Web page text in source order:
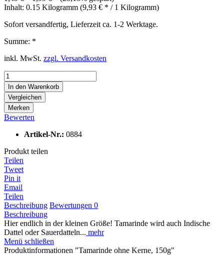
Inhalt: 0.15 Kilogramm (9,93 € * / 1 Kilogramm)
Sofort versandfertig, Lieferzeit ca. 1-2 Werktage.
Summe: *
inkl. MwSt. zzgl. Versandkosten
In den Warenkorb
Vergleichen
Merken
Bewerten
Artikel-Nr.: 0884
Produkt teilen
Teilen
Tweet
Pin it
Email
Teilen
Beschreibung Bewertungen 0
Beschreibung
Hier endlich in der kleinen Größe! Tamarinde wird auch Indische
Dattel oder Sauerdatteln... mehr
Menü schließen
Produktinformationen "Tamarinde ohne Kerne, 150g"